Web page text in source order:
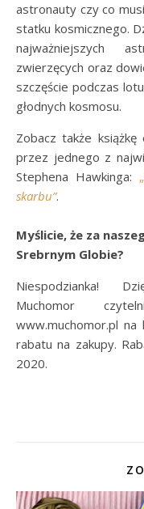
astronauty czy co
statku kosmicznego.
najważniejszych
zwierzęcych oraz
szczęście podczas
głodnych kosmosu.
Zobacz także
przez jednego z
Stephena Hawkinga: „
skarbu”.
Myślicie, że za
Srebrnym Globie?
Niespodzianka!
Muchomor
www.muchomor.pl na
rabatu na zakupy.
2020.